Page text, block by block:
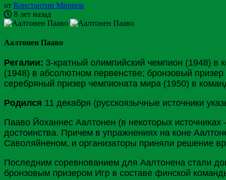
от Константин Мирнов
8 лет назад
Аалтонен Пааво
Регалии: 3-кратный олимпийский чемпион (1948) в
(1948) в абсолютном первенстве; бронзовый
серебряный призер чемпионата мира (1950) в
Родился 11 декабря (русскоязычные источники
Пааво Йоханнес Аалтонен (в некоторых
достоинства. Причем в упражнениях на коне
Саволяйненом, и организаторы приняли решение
Последним соревнованием для Аалтонена стали
бронзовым призером Игр в составе финской